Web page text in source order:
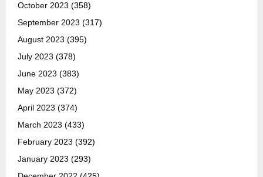
October 2023 (358)
September 2023 (317)
August 2023 (395)
July 2023 (378)
June 2023 (383)
May 2023 (372)
April 2023 (374)
March 2023 (433)
February 2023 (392)
January 2023 (293)